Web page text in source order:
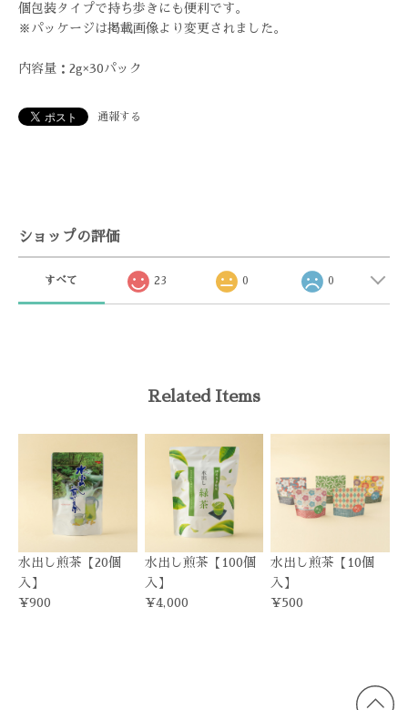
個包装タイプで持ち歩きにも便利です。
※パッケージは掲載画像より変更されました。
内容量：2g×30パック
通報する
ショップの評価
すべて 23 0 0
Related Items
水出し煎茶【20個
入】
¥900
水出し煎茶【100個
入】
¥4,000
水出し煎茶【10個
入】
¥500